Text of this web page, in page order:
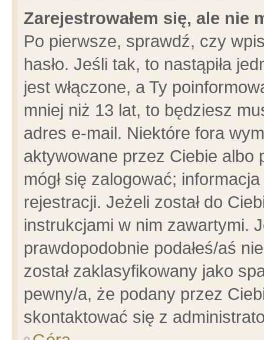
Zarejestrowałem się, ale nie
Po pierwsze, sprawdź, czy
hasło. Jeśli tak, to nastąpiła
jest włączone, a Ty
mniej niż 13 lat, to będziesz
adres e-mail. Niektóre fora
aktywowane przez Ciebie albo
mógł się zalogować;
rejestracji. Jeżeli został do
instrukcjami w nim zawartymi.
prawdopodobnie podałeś/aś
został zaklasyfikowany jako
pewny/a, że podany przez
skontaktować się z